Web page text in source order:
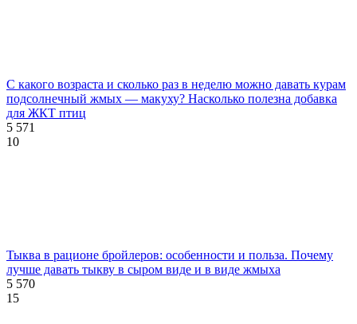
С какого возраста и сколько раз в неделю можно давать курам
подсолнечный жмых — макуху? Насколько полезна добавка
для ЖКТ птиц
5 571
10
Тыква в рационе бройлеров: особенности и польза. Почему
лучше давать тыкву в сыром виде и в виде жмыха
5 570
15